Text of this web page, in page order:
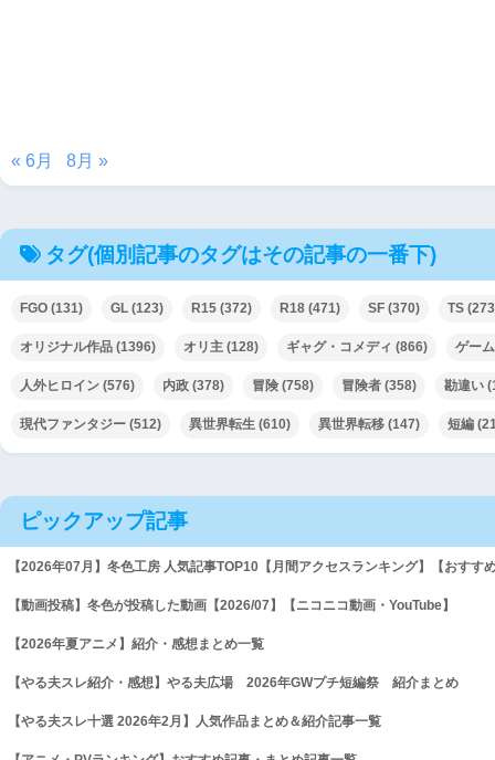
« 6月 8月 »
タグ(個別記事のタグはその記事の一番下)
FGO (131) GL (123) R15 (372) R18 (471) SF (370) TS
オリジナル作品 (1396) オリ主 (128) ギャグ・コメディ (866) ゲーム
人外ヒロイン (576) 内政 (378) 冒険 (758) 冒険者 (358) 勘違い
現代ファンタジー (512) 異世界転生 (610) 異世界転移 (147) 短編
ピックアップ記事
【2026年07月】冬色工房 人気記事TOP10【月間アクセスランキング】【おすす
【動画投稿】冬色が投稿した動画【2026/07】【ニコニコ動画・YouTube】
【2026年夏アニメ】紹介・感想まとめ一覧
【やる夫スレ紹介・感想】やる夫広場 2026年GWプチ短編祭 紹介まとめ
【やる夫スレ十選 2026年2月】人気作品まとめ＆紹介記事一覧